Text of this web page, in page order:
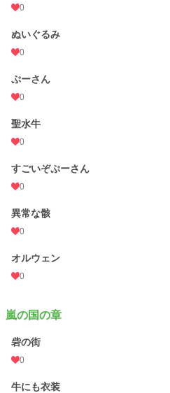
0
ぬいぐるみ
0
ぷーさん
0
聖水牛
0
すごいぞぷーさん
0
異常な骸
0
オルウェン
0
嵐の国の章
砦の街
0
牛にも衣装